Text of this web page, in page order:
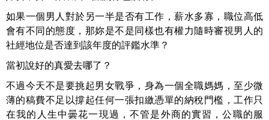
如果一個男人對於另一半是否有工作，薪水多寡，職位高低
會有不同的態度，那妳是不是同樣也有權力隨時審視男人的
社經地位是否達到該年度的評鑑水準？
當初說好的真愛去哪了？
不過今天不是要挑起男女戰爭，身為一個全職媽媽，至少微
薄的稿費不足以撐起任何一張扣繳憑單的納稅門檻，工作只
在我的人生中曇花一現過，不管是外商的實習，公職的服